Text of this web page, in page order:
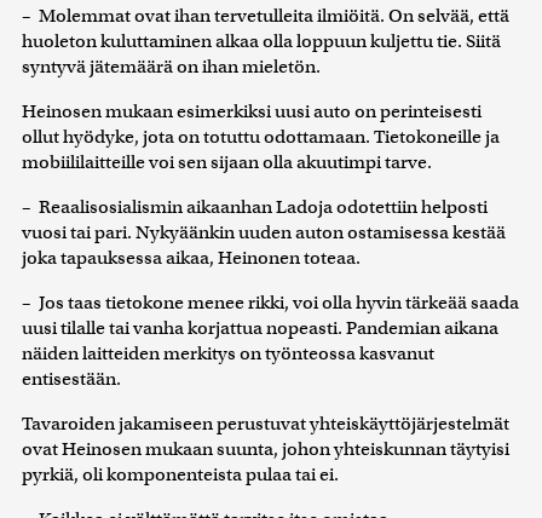
– Molemmat ovat ihan tervetulleita ilmiöitä. On selvää, että
huoleton kuluttaminen alkaa olla loppuun kuljettu tie. Siitä
syntyvä jätemäärä on ihan mieletön.
Heinosen mukaan esimerkiksi uusi auto on perinteisesti
ollut hyödyke, jota on totuttu odottamaan. Tietokoneille ja
mobiililaitteille voi sen sijaan olla akuutimpi tarve.
– Reaalisosialismin aikaanhan Ladoja odotettiin helposti
vuosi tai pari. Nykyäänkin uuden auton ostamisessa kestää
joka tapauksessa aikaa, Heinonen toteaa.
– Jos taas tietokone menee rikki, voi olla hyvin tärkeää saada
uusi tilalle tai vanha korjattua nopeasti. Pandemian aikana
näiden laitteiden merkitys on työnteossa kasvanut
entisestään.
Tavaroiden jakamiseen perustuvat yhteiskäyttöjärjestelmät
ovat Heinosen mukaan suunta, johon yhteiskunnan täytyisi
pyrkiä, oli komponenteista pulaa tai ei.